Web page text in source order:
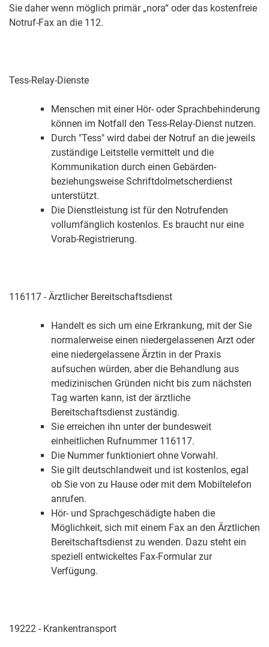
Sie daher wenn möglich primär „nora“ oder das kostenfreie
Notruf-Fax an die 112.
Tess-Relay-Dienste
Menschen mit einer Hör- oder Sprachbehinderung
können im Notfall den Tess-Relay-Dienst nutzen.
Durch "Tess" wird dabei der Notruf an die jeweils
zuständige Leitstelle vermittelt und die
Kommunikation durch einen Gebärden-
beziehungsweise Schriftdolmetscherdienst
unterstützt.
Die Dienstleistung ist für den Notrufenden
vollumfänglich kostenlos. Es braucht nur eine
Vorab-Registrierung.
116117 - Ärztlicher Bereitschaftsdienst
Handelt es sich um eine Erkrankung, mit der Sie
normalerweise einen niedergelassenen Arzt oder
eine niedergelassene Ärztin in der Praxis
aufsuchen würden, aber die Behandlung aus
medizinischen Gründen nicht bis zum nächsten
Tag warten kann, ist der ärztliche
Bereitschaftsdienst zuständig.
Sie erreichen ihn unter der bundesweit
einheitlichen Rufnummer 116117.
Die Nummer funktioniert ohne Vorwahl.
Sie gilt deutschlandweit und ist kostenlos, egal
ob Sie von zu Hause oder mit dem Mobiltelefon
anrufen.
Hör- und Sprachgeschädigte haben die
Möglichkeit, sich mit einem Fax an den Ärztlichen
Bereitschaftsdienst zu wenden. Dazu steht ein
speziell entwickeltes Fax-Formular zur
Verfügung.
19222 - Krankentransport